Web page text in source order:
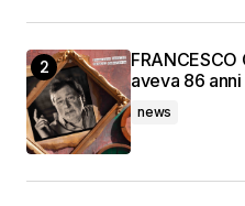
aveva 86 anni
news